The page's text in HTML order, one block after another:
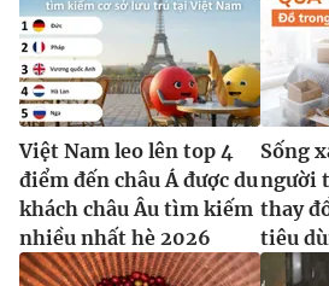
Việt Nam leo lên top 4
điểm đến châu Á được du
khách châu Âu tìm kiếm
nhiều nhất hè 2026
Sống
người
thay
tiêu